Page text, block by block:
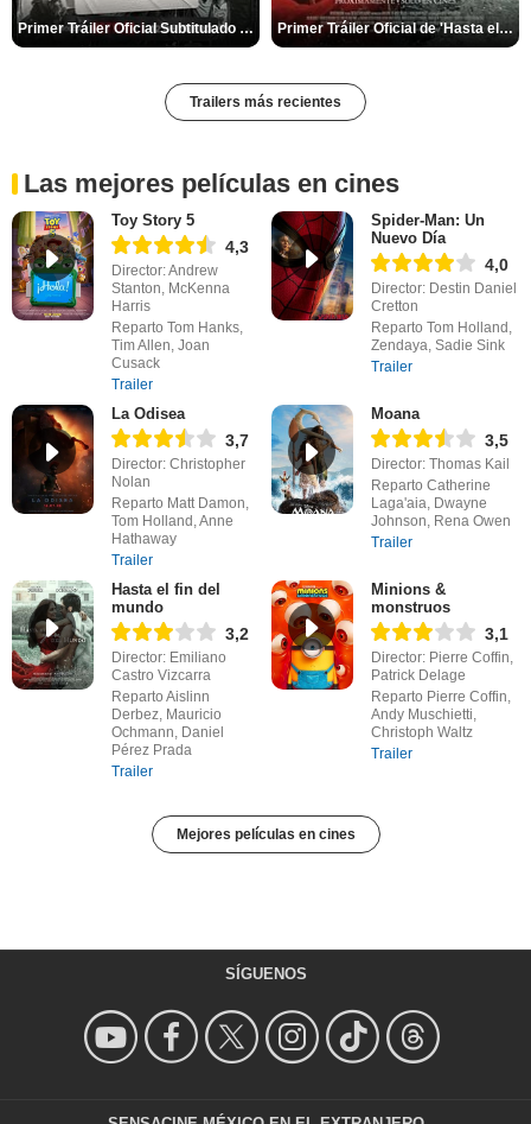
Primer Tráiler Oficial Subtitulado de 'Una última aventura: Detrás de cámaras de Stranger Things 5' Primer Tráiler Oficial de 'Hasta el fin del mundo'
Trailers más recientes
Las mejores películas en cines
Toy Story 5
4,3
Director: Andrew
Stanton, McKenna
Harris
Reparto Tom Hanks,
Tim Allen, Joan
Cusack
Trailer
Spider-Man: Un
Nuevo Día
4,0
Director: Destin Daniel
Cretton
Reparto Tom Holland,
Zendaya, Sadie Sink
Trailer
La Odisea
3,7
Director: Christopher
Nolan
Reparto Matt Damon,
Tom Holland, Anne
Hathaway
Trailer
Moana
3,5
Director: Thomas Kail
Reparto Catherine
Laga'aia, Dwayne
Johnson, Rena Owen
Trailer
Hasta el fin del
mundo
3,2
Director: Emiliano
Castro Vizcarra
Reparto Aislinn
Derbez, Mauricio
Ochmann, Daniel
Pérez Prada
Trailer
Minions &
monstruos
3,1
Director: Pierre Coffin,
Patrick Delage
Reparto Pierre Coffin,
Andy Muschietti,
Christoph Waltz
Trailer
Mejores películas en cines
SÍGUENOS